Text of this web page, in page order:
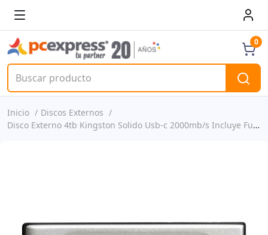
0
Inicio
Discos Externos
Disco Externo 4tb Kingston Solido Usb-c 2000mb/s Incluye Funda Y Cable Usb-c P/n Sxs2000/4000g